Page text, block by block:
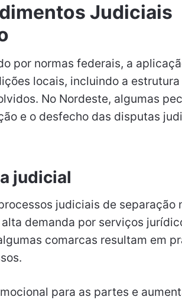
Judiciais
por normas federais, a
locais, incluindo a
No Nordeste, algumas
e o desfecho das disputas
judicial
judiciais de separação
alta demanda por serviços
comarcas resultam em
para as partes e